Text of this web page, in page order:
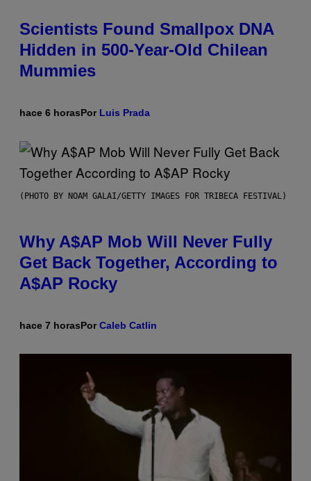
Scientists Found Smallpox DNA
Hidden in 500-Year-Old Chilean
Mummies
hace 6 horasPor Luis Prada
(PHOTO BY NOAM GALAI/GETTY IMAGES FOR TRIBECA FESTIVAL)
Why A$AP Mob Will Never Fully
Get Back Together, According to
A$AP Rocky
hace 7 horasPorCaleb Catlin